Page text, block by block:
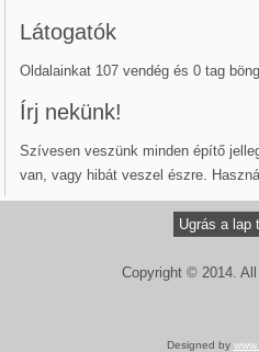
Látogatók
Oldalainkat 107 vendég és 0 tag
Írj nekünk!
Szívesen veszünk minden építő
van, vagy hibát veszel észre.
Ugrás a lap
Copyright © 2014. All
Designed by